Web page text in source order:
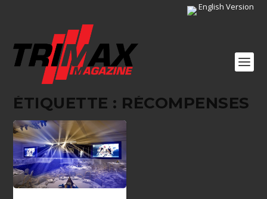
English Version
ÉTIQUETTE : RÉCOMPENSES